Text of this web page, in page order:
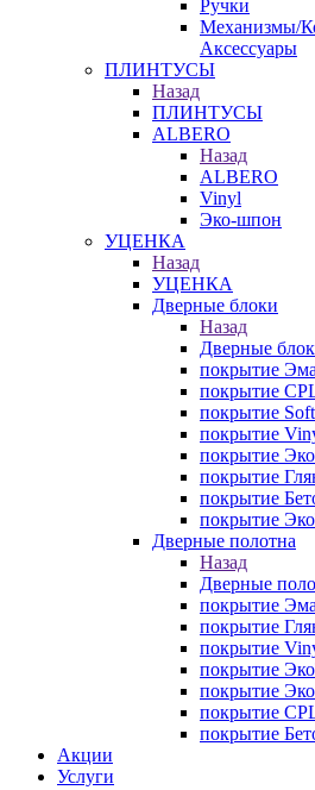
Ручки
Механизмы/
Аксессуары
ПЛИНТУСЫ
Назад
ПЛИНТУСЫ
ALBERO
Назад
ALBERO
Vinyl
Эко-шпон
УЦЕНКА
Назад
УЦЕНКА
Дверные блоки
Назад
Дверные
покрытие
покрытие
покрытие
покрытие
покрытие
покрытие
покрытие
покрытие
Дверные полотна
Назад
Дверные
покрытие
покрытие
покрытие
покрытие
покрытие
покрытие
покрытие
Акции
Услуги